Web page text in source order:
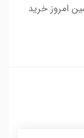
امروز خرید